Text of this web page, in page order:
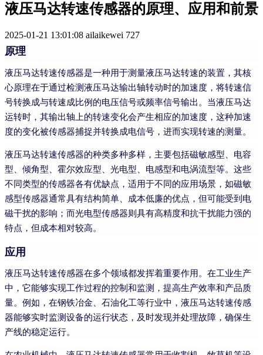
液压马达转速传感器的原理、应用和前景
2025-01-21 13:01:08 ailaikewei 727
原理
液压马达转速传感器是一种用于测量液压马达转速的装置，其核
心原理在于通过检测液压马达输出轴转动时的加速度，将转速信
号转换成与转速成比例的电压信号或频率信号输出。当液压马达
运转时，其输出轴上的转速变化会产生相应的加速度，这种加速
度的变化被传感器捕捉并转换成电信号，进而实现转速的测量。
液压马达转速传感器的种类多种多样，主要包括磁敏感型、电容
型、倾角型、霍尔效应型、光电型、电感型和电涡流型等。这些
不同类型的传感器各有优缺点，适用于不同的应用场景，如磁敏
感型传感器通常具有结构简单、成本低廉的优点，但可能受到电
磁干扰的影响；而光电型传感器则具有高精度和抗干扰能力强的
特点，但成本相对较高。
应用
液压马达转速传感器在多个领域都发挥着重要作用。在工业生产
中，它能够实现工作过程的控制和监测，提高生产效率和产品质
量。例如，在钢铁冶金、石油化工等行业中，液压马达转速传感
器能够实时监测设备的运行状态，及时发现并处理故障，确保生
产线的稳定运行。